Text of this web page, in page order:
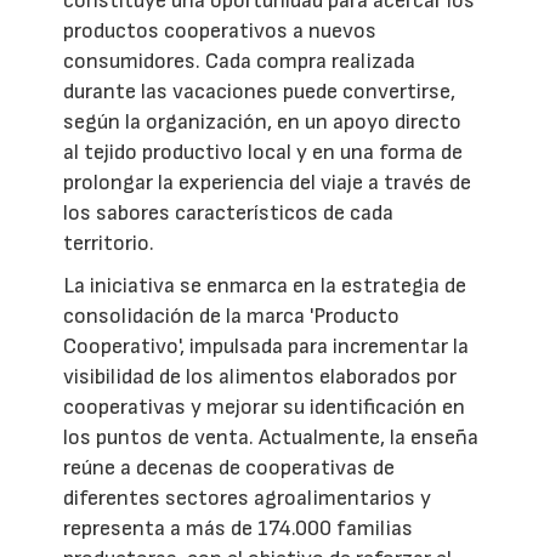
productos cooperativos a nuevos
consumidores. Cada compra realizada
durante las vacaciones puede convertirse,
según la organización, en un apoyo directo
al tejido productivo local y en una forma de
prolongar la experiencia del viaje a través de
los sabores característicos de cada
territorio.
La iniciativa se enmarca en la estrategia de
consolidación de la marca 'Producto
Cooperativo', impulsada para incrementar la
visibilidad de los alimentos elaborados por
cooperativas y mejorar su identificación en
los puntos de venta. Actualmente, la enseña
reúne a decenas de cooperativas de
diferentes sectores agroalimentarios y
representa a más de 174.000 familias